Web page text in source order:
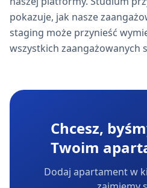
pokazuje, jak nasze
staging może przynieść
wszystkich zaangażowanych
Chcesz,
Twoim
Dodaj apartament w